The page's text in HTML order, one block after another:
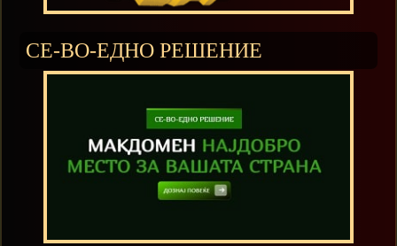
СЕ-ВО-ЕДНО РЕШЕНИЕ